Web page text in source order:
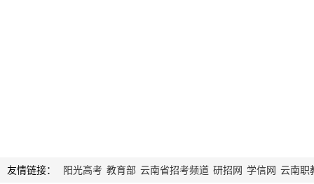
友情链接： 阳光高考 教育部 云南省招考频道 研招网 学信网 云南职